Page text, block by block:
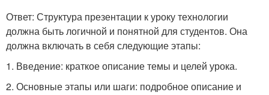
Ответ: Структура презентации к уроку технологии
должна быть логичной и понятной для студентов. Она
должна включать в себя следующие этапы:
1. Введение: краткое описание темы и целей урока.
2. Основные этапы или шаги: подробное описание и